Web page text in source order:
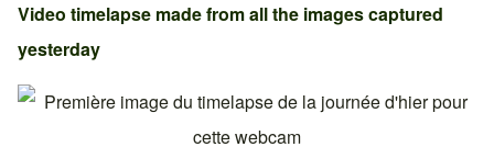
Video timelapse made from all the images captured
yesterday